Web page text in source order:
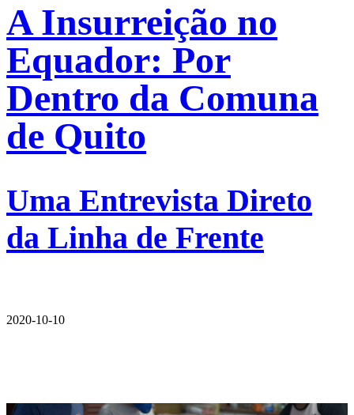
A Insurreição no
Equador: Por
Dentro da Comuna
de Quito
Uma Entrevista Direto
da Linha de Frente
2020-10-10